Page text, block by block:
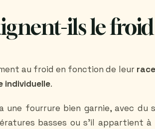
ils le froid
au froid en fonction de leur race
individuelle.
une fourrure bien garnie, avec du
basses ou s’il appartient à